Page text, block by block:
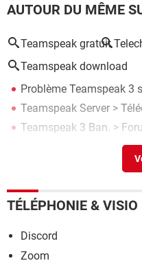
AUTOUR DU MÊME
Teamspeak gratuit
Teamspeak download
Problème Teamspeak 3
Teamspeak Server >
Teamspeak 3 Ban. >
Problème teamspeak
TÉLÉPHONIE & VISIO
Discord
Zoom